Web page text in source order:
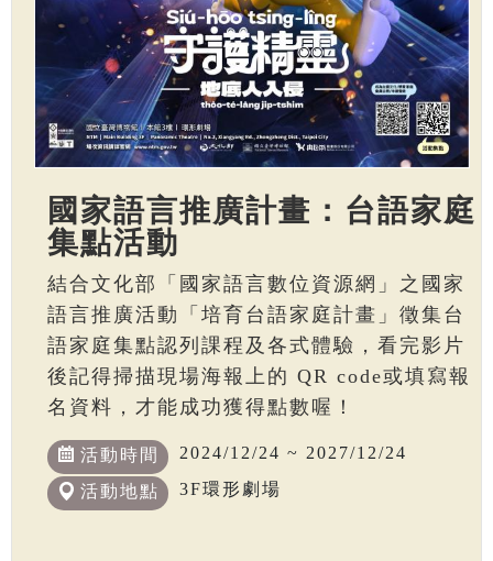
國家語言推廣計畫：台語家庭
集點活動
結合文化部「國家語言數位資源網」之國家
語言推廣活動「培育台語家庭計畫」徵集台
語家庭集點認列課程及各式體驗，看完影片
後記得掃描現場海報上的 QR code或填寫報
名資料，才能成功獲得點數喔！
活動時間 2024/12/24 ~ 2027/12/24
活動地點 3F環形劇場